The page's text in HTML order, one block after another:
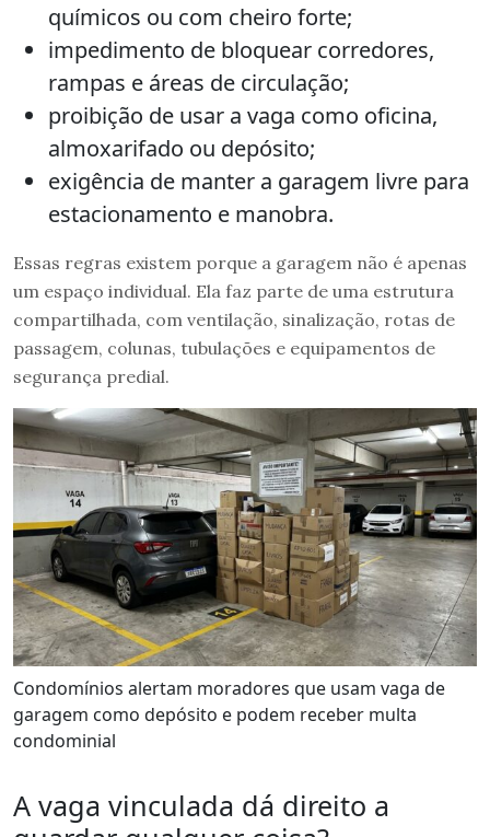
químicos ou com cheiro forte;
impedimento de bloquear corredores,
rampas e áreas de circulação;
proibição de usar a vaga como oficina,
almoxarifado ou depósito;
exigência de manter a garagem livre para
estacionamento e manobra.
Essas regras existem porque a garagem não é apenas
um espaço individual. Ela faz parte de uma estrutura
compartilhada, com ventilação, sinalização, rotas de
passagem, colunas, tubulações e equipamentos de
segurança predial.
Condomínios alertam moradores que usam vaga de
garagem como depósito e podem receber multa
condominial
A vaga vinculada dá direito a